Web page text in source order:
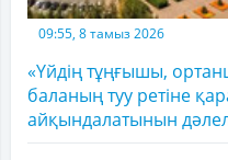
09:55, 8 тамыз 2026
«Үйдің тұңғышы,
баланың туу ретіне
айқындалатынын